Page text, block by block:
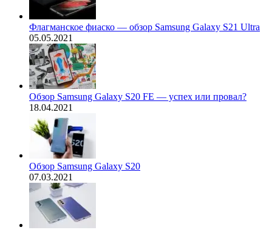
Флагманское фиаско — обзор Samsung Galaxy S21 Ultra
05.05.2021
Обзор Samsung Galaxy S20 FE — успех или провал?
18.04.2021
Обзор Samsung Galaxy S20
07.03.2021